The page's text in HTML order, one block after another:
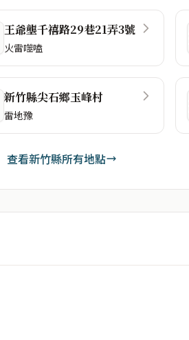
王爺壟千禧路29巷21弄3號
火雷噬嗑
新竹縣尖石鄉玉峰村
雷地豫
查看新竹縣所有地點